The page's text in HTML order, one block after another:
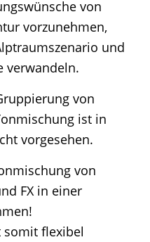
von
vorzunehmen,
und
verwandeln.
von
ist in
vorgesehen.
von
FX in einer
somit flexibel